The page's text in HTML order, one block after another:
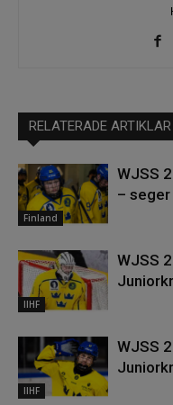
RELATERADE ARTIKLAR
Finland
WJSS
–
IIHF
WJSS
IIHF
WJSS